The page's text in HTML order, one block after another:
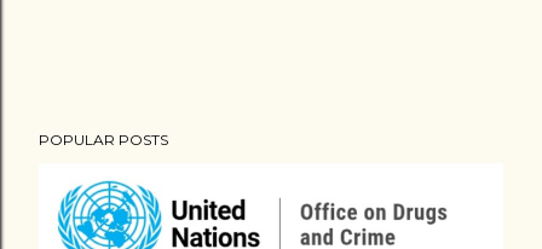
POPULAR POSTS